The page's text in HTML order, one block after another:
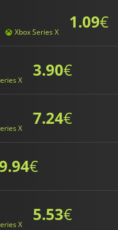
Xbox Series X 1.09€
X 3.90€
X 7.24€
9.94€
X 5.53€